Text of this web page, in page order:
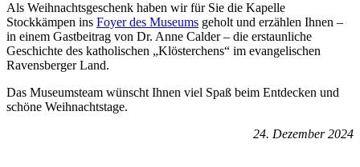
Als Weihnachtsgeschenk haben wir für Sie die Kapelle
Stockkämpen ins Foyer des Museums geholt und erzählen Ihnen –
in einem Gastbeitrag von Dr. Anne Calder – die erstaunliche
Geschichte des katholischen „Klösterchens“ im evangelischen
Ravensberger Land.
Das Museumsteam wünscht Ihnen viel Spaß beim Entdecken und
schöne Weihnachtstage.
24. Dezember 2024